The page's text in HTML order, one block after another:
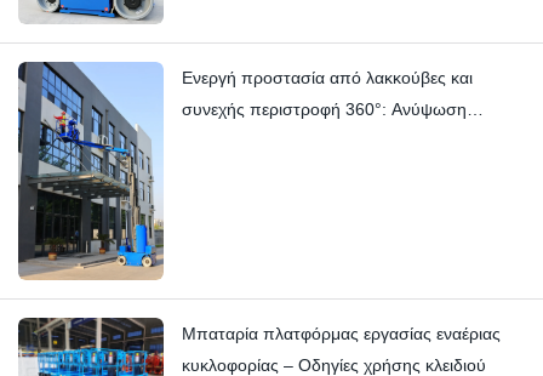
Ενεργή προστασία από λακκούβες και
συνεχής περιστροφή 360°: Ανύψωση
Μπαταρία πλατφόρμας εργασίας εναέριας
κυκλοφορίας – Οδηγίες χρήσης κλειδιού